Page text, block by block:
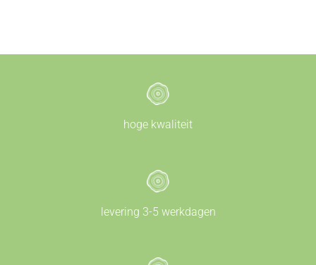
hoge kwaliteit
levering 3-5 werkdagen